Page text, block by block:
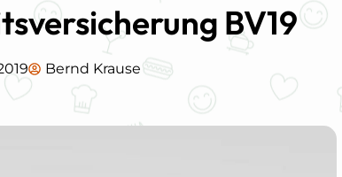
BV19
Bernd Krause